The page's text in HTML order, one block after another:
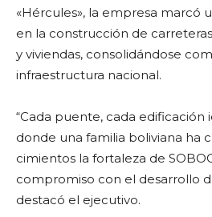
«Hércules», la empresa marcó
en la construcción de
y viviendas, consolidándose
infraestructura nacional.
“Cada puente, cada edificación
donde una familia boliviana ha
cimientos la fortaleza de
compromiso con el desarrollo
destacó el ejecutivo.